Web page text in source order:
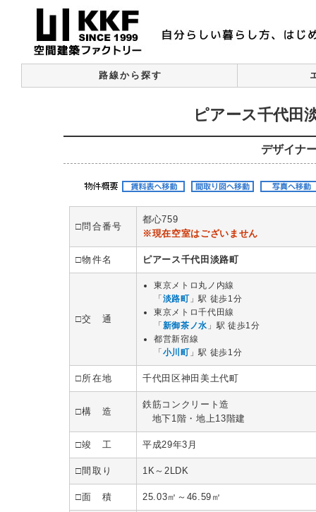
路線から探す
ピアース千代
デザイナ
□問合番号
都心759
※現在空室はございません
□物件名 ピアース千代田淡路町
□交 通
東京メトロ丸ノ内線
「 淡路町 」駅 徒歩1分
東京メトロ千代田線
「 新御茶ノ水 」駅 徒歩1分
都営新宿線
「 小川町 」駅 徒歩1分
□所在地 千代田区神田美土代町
□構 造
鉄筋コンクリート造
地下1階・地上13階建
□竣 工 平成29年3月
□間取り 1K～2LDK
□面 積 25.03㎡～46.59㎡